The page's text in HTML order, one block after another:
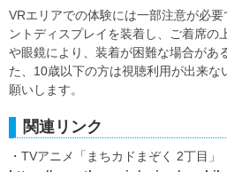
VRエリアでの体験には一部注意が必
ントディスプレイを装着し、ご着席の
や眼鏡により、装着が困難な場合があ
た、10歳以下の方は視聴利用が出来な
願いします。
関連リンク
・TVアニメ「まちカドまぞく 2丁目」